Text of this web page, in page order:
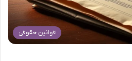
قوانین حقوقی